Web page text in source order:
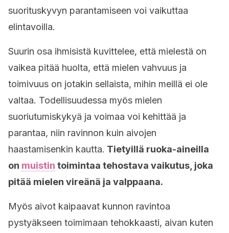
suorituskyvyn parantamiseen voi vaikuttaa
elintavoilla.
Suurin osa ihmisistä kuvittelee, että mielestä on
vaikea pitää huolta, että mielen vahvuus ja
toimivuus on jotakin sellaista, mihin meillä ei ole
valtaa. Todellisuudessa myös mielen
suoriutumiskykyä ja voimaa voi kehittää ja
parantaa, niin ravinnon kuin aivojen
haastamisenkin kautta. Tietyillä ruoka-aineilla
on muistin toimintaa tehostava vaikutus, joka
pitää mielen vireänä ja valppaana.
Myös aivot kaipaavat kunnon ravintoa
pystyäkseen toimimaan tehokkaasti, aivan kuten